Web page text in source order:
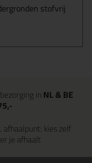
stofvrij
bezorging inNL & BE
afhaalpunt: kies zelf
je afhaalt